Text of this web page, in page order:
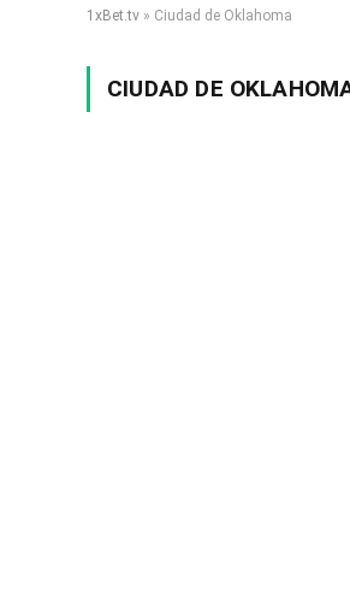
1xBet.tv » Ciudad de Oklahoma
CIUDAD DE